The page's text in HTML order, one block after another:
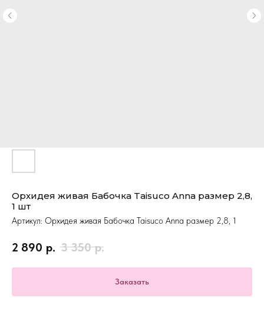
Орхидея живая Бабочка Taisuco Anna размер 2,8,
1 шт
Артикул: Орхидея живая Бабочка Taisuco Anna размер 2,8, 1
2 890 р. 3 350 р.
Заказать